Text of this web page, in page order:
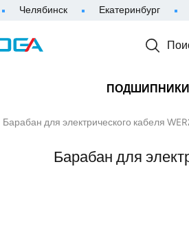
Челябинск Екатеринбург
ПОДШИПНИКИ
Барабан для электрического кабеля
Барабан для